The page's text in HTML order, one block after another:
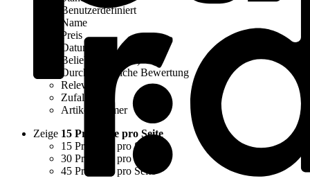
Benutzerdefiniert
Name
Preis
Datum
Beliebtheit (Sales)
Durchschnittliche Bewertung
Relevanz
Zufall
Artikelnummer
Zeige 15 Produkte pro Seite
15 Produkte pro Seite
30 Produkte pro Seite
45 Produkte pro Seite